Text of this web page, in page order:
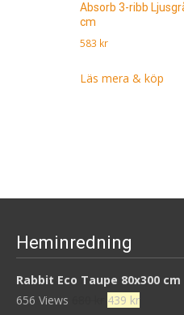
Absorb 3-ribb
cm
583 kr
Läs mera & köp
Heminredning
Rabbit Eco Taupe 80x300 cm
656 Views
Det
439 krDet